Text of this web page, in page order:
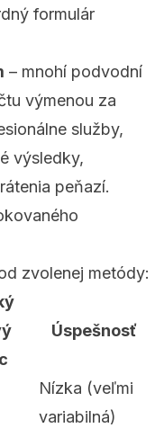
formulár
– mnohí podvodní
výmenou za
služby,
výsledky,
peňazí.
zvolenej metódy:
Úspešnosť
Nízka (veľmi
variabilná)